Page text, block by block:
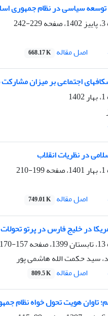
سیاسی در نظام جمهوری
229-242
اصل مقاله 668.17 K
اجتماعی بر میزان
در نظریات انقلاب
199-210
اصل مقاله 749.01 K
در خلیج فارس در پرتو
157-170
سید حکمت الله هاشمی پور
اصل مقاله 809.5 K
تاوان هویت تحول خواه نظام